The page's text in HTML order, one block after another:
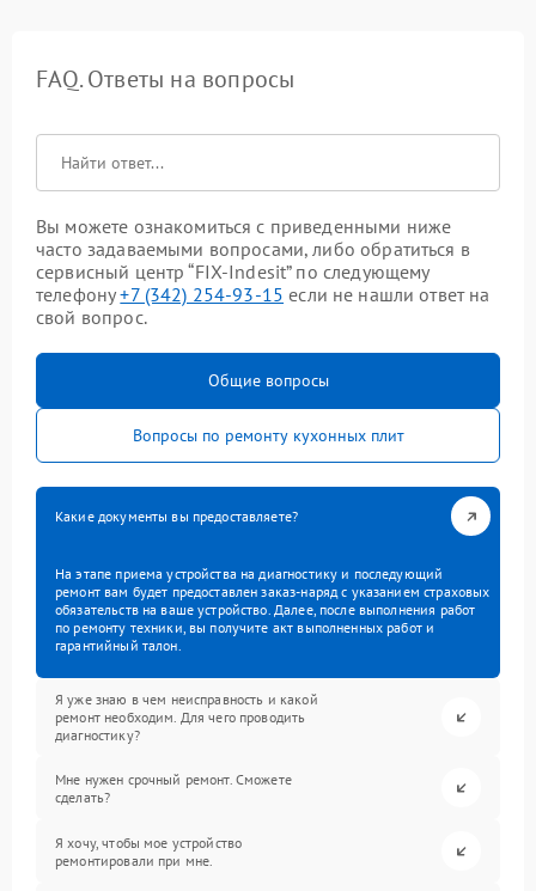
FAQ. Ответы на вопросы
Вы можете ознакомиться с приведенными ниже
часто задаваемыми вопросами, либо обратиться в
сервисный центр “FIX-Indesit” по следующему
телефону+7 (342) 254-93-15 если не нашли ответ на
свой вопрос.
Общие вопросы
Вопросы по ремонту кухонных плит
Какие документы вы предоставляете?
На этапе приема устройства на диагностику и последующий
ремонт вам будет предоставлен заказ-наряд с указанием страховых
обязательств на ваше устройство. Далее, после выполнения работ
по ремонту техники, вы получите акт выполненных работ и
гарантийный талон.
Я уже знаю в чем неисправность и какой
ремонт необходим. Для чего проводить
диагностику?
Мне нужен срочный ремонт. Сможете
сделать?
Я хочу, чтобы мое устройство
ремонтировали при мне.